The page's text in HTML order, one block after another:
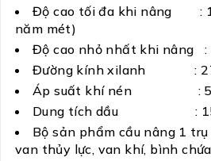
Độ cao tối đa khi nâng :
năm mét)
Độ cao nhỏ nhất khi nâng :
Đường kính xilanh :
Áp suất khí nén : 5-8
Dung tích dầu :
Bộ sản phẩm cầu nâng 1
van thủy lực, van khí, bình